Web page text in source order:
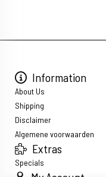
Information
About Us
Shipping
Disclaimer
Algemene voorwaarden
Extras
Specials